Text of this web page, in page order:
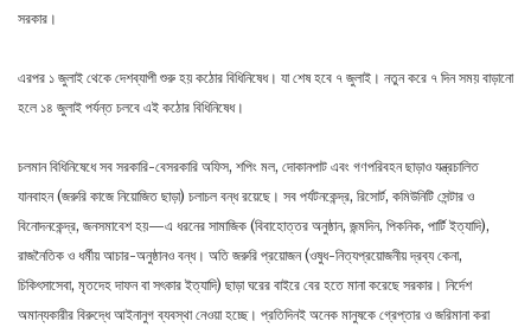
সরকার।
এরপর ১ জুলাই থেকে দেশব্যাপী শুরু হয় কঠোর বিধিনিষেধ। যা শেষ হবে ৭ জুলাই। নতুন করে ৭ দিন সময় বাড়ানো
হলে ১৪ জুলাই পর্যন্ত চলবে এই কঠোর বিধিনিষেধ।
চলমান বিধিনিষেধে সব সরকারি-বেসরকারি অফিস, শপিং মল, দোকানপাট এবং গণপরিবহন ছাড়াও যন্ত্রচালিত
যানবাহন (জরুরি কাজে নিয়োজিত ছাড়া) চলাচল বন্ধ রয়েছে। সব পর্যটনকেন্দ্র, রিসোর্ট, কমিউনিটি সেন্টার ও
বিনোদনকেন্দ্র, জনসমাবেশ হয়—এ ধরনের সামাজিক (বিবাহোত্তর অনুষ্ঠান, জন্মদিন, পিকনিক, পার্টি ইত্যাদি),
রাজনৈতিক ও ধর্মীয় আচার-অনুষ্ঠানও বন্ধ। অতি জরুরি প্রয়োজন (ওষুধ-নিত্যপ্রয়োজনীয় দ্রব্য কেনা,
চিকিৎসাসেবা, মৃতদেহ দাফন বা সৎকার ইত্যাদি) ছাড়া ঘরের বাইরে বের হতে মানা করেছে সরকার। নির্দেশ
অমান্যকারীর বিরুদ্ধে আইনানুগ ব্যবস্থা নেওয়া হচ্ছে। প্রতিদিনই অনেক মানুষকে গ্রেপ্তার ও জরিমানা করা